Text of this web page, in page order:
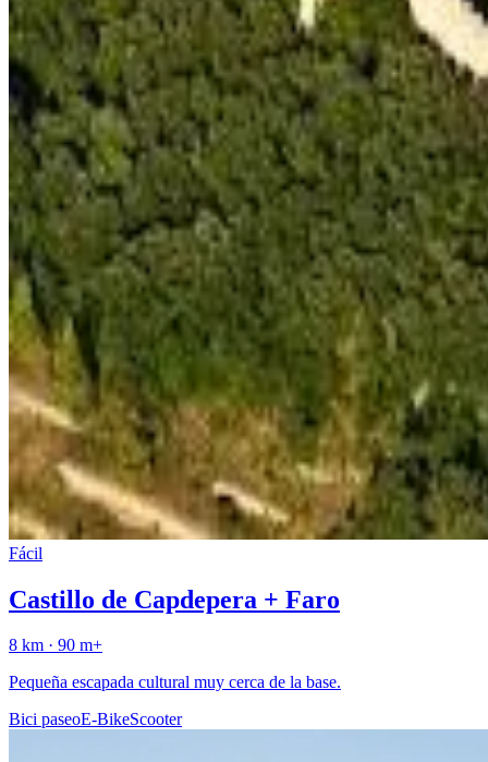
Fácil
Castillo de Capdepera + Faro
8 km · 90 m+
Pequeña escapada cultural muy cerca de la base.
Bici paseoE-BikeScooter